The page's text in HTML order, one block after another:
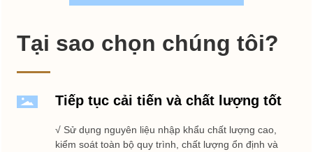
Tại sao chọn chúng tôi?
Tiếp tục cải tiến và chất lượng tốt
√ Sử dụng nguyên liệu nhập khẩu chất lượng cao,
kiểm soát toàn bộ quy trình, chất lượng ổn định và